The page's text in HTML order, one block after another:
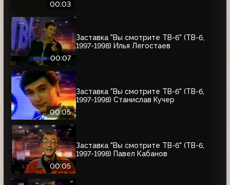
00:03
00:07
Заставка "Вы смотрите ТВ-6" (ТВ-6,
1997-1998) Илья Легостаев
00:05
Заставка "Вы смотрите ТВ-6" (ТВ-6,
1997-1998) Станислав Кучер
00:05
Заставка "Вы смотрите ТВ-6" (ТВ-6,
1997-1998) Павел Кабанов